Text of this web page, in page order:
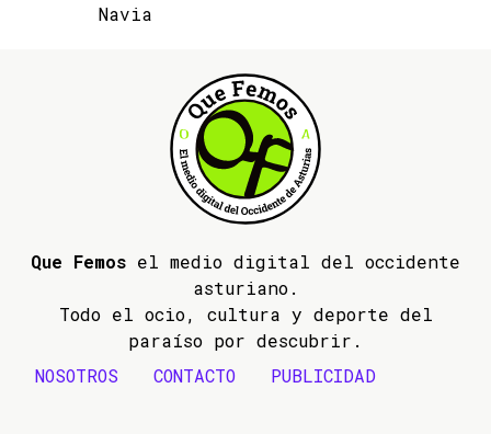
Navia
Que Femos el medio digital del occidente
asturiano.
Todo el ocio, cultura y deporte del
paraíso por descubrir.
NOSOTROS
CONTACTO PUBLICIDAD